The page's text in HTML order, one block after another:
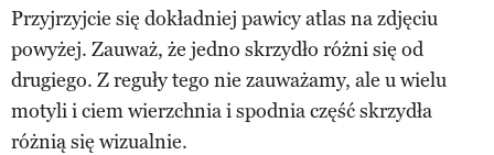
Przyjrzyjcie się dokładniej pawicy atlas na zdjęciu
powyżej. Zauważ, że jedno skrzydło różni się od
drugiego. Z reguły tego nie zauważamy, ale u wielu
motyli i ciem wierzchnia i spodnia część skrzydła
różnią się wizualnie.